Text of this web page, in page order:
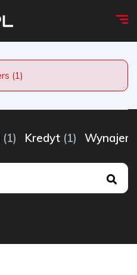
Filters (1)
(1) Kredyt (1) Wynajem